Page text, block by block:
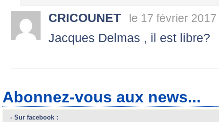
CRICOUNET le 17 février
Jacques Delmas , il est libre?
Abonnez-vous aux news...
- Sur facebook :